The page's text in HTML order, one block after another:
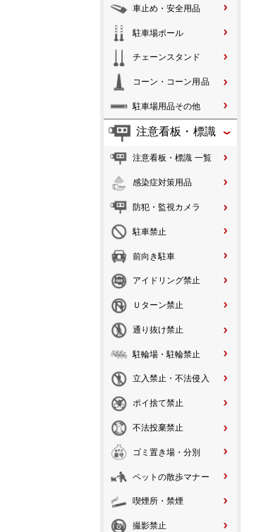
車止め・安全用品
駐車場ポール
チェーンスタンド
コーン・コーン用品
駐車場用品その他
注意看板・標識
注意看板・標識 一覧
感染症対策用品
防犯・監視カメラ
駐車禁止
前向き駐車
アイドリング禁止
Ｕターン禁止
通り抜け禁止
駐輪場・駐輪禁止
立入禁止・不法侵入
ポイ捨て禁止
不法投棄禁止
ゴミ置き場・分別
ペットの散歩マナー
喫煙所・禁煙
撮影禁止